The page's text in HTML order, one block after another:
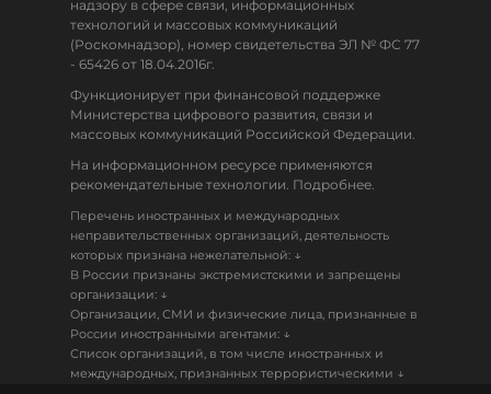
надзору в сфере связи, информационных
технологий и массовых коммуникаций
(Роскомнадзор), номер свидетельства ЭЛ № ФС 77
- 65426 от 18.04.2016г.
Функционирует при финансовой поддержке
Министерства цифрового развития, связи и
массовых коммуникаций Российской Федерации.
На информационном ресурсе применяются
рекомендательные технологии. Подробнее.
Перечень иностранных и международных
неправительственных организаций, деятельность
которых признана нежелательной: ↓
В России признаны экстремистскими и запрещены
организации: ↓
Организации, СМИ и физические лица, признанные в
России иностранными агентами: ↓
Список организаций, в том числе иностранных и
международных, признанных террористическими ↓